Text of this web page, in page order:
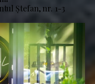
Ștefan, nr. 1-3